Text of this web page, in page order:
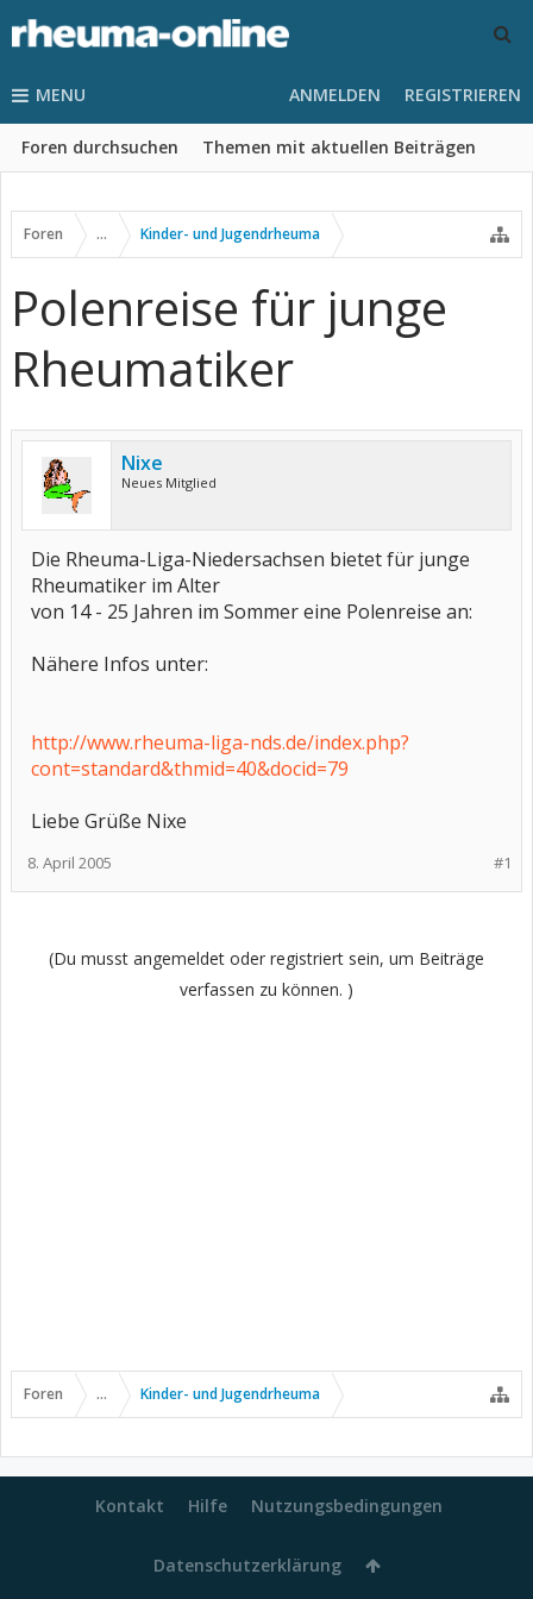
MENU
Foren durchsuchen Themen mit aktuellen Beiträgen
ANMELDEN REGISTRIEREN
Foren ... Kinder- und Jugendrheuma
Polenreise für junge
Rheumatiker
Nixe
Neues Mitglied
Die Rheuma-Liga-Niedersachsen bietet für junge
Rheumatiker im Alter
von 14 - 25 Jahren im Sommer eine Polenreise an:
Nähere Infos unter:
http://www.rheuma-liga-nds.de/index.php?
cont=standard&thmid=40&docid=79
Liebe Grüße Nixe
#1
8. April 2005
(Du musst angemeldet oder registriert sein, um Beiträge
verfassen zu können. )
Foren ... Kinder- und Jugendrheuma
Kontakt Hilfe Nutzungsbedingungen
Datenschutzerklärung